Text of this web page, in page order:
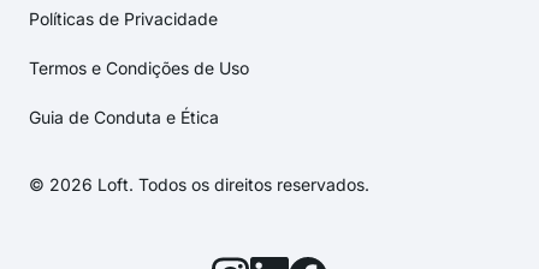
Políticas de Privacidade
Termos e Condições de Uso
Guia de Conduta e Ética
© 2026 Loft. Todos os direitos reservados.